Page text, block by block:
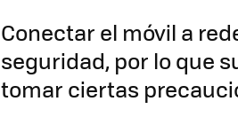
Conectar el móvil a
seguridad, por lo que
tomar ciertas